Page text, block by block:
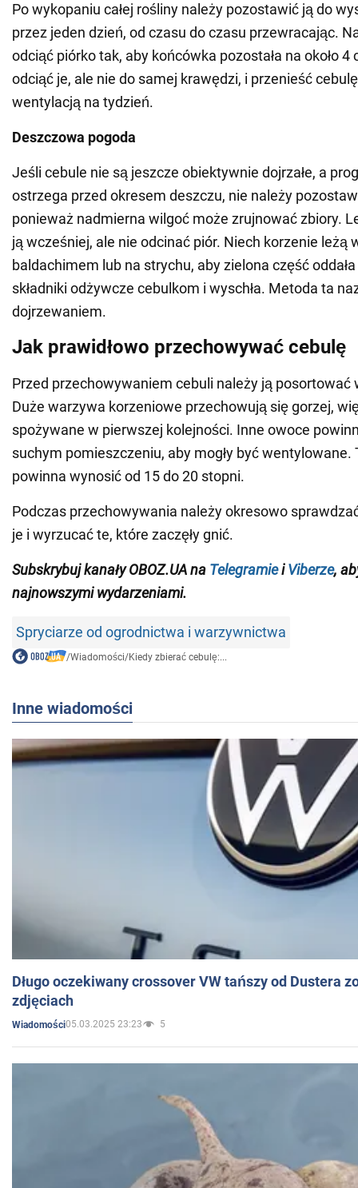
Po wykopaniu całej rośliny należy pozostawić ją do
przez jeden dzień, od czasu do czasu przewracając.
odciąć piórko tak, aby końcówka pozostała na około 4
odciąć je, ale nie do samej krawędzi, i przenieść
wentylacją na tydzień.
Deszczowa pogoda
Jeśli cebule nie są jeszcze obiektywnie dojrzałe, a
ostrzega przed okresem deszczu, nie należy
ponieważ nadmierna wilgoć może zrujnować zbiory.
ją wcześniej, ale nie odcinać piór. Niech korzenie leżą
baldachimem lub na strychu, aby zielona część
składniki odżywcze cebulkom i wyschła. Metoda ta
dojrzewaniem.
Jak prawidłowo przechowywać cebulę
Przed przechowywaniem cebuli należy ją posortować
Duże warzywa korzeniowe przechowują się gorzej,
spożywane w pierwszej kolejności. Inne owoce
suchym pomieszczeniu, aby mogły być wentylowane.
powinna wynosić od 15 do 20 stopni.
Podczas przechowywania należy okresowo
je i wyrzucać te, które zaczęły gnić.
Subskrybuj kanały OBOZ.UA na TelegramieiViberze,
najnowszymi wydarzeniami.
Spryciarze od ogrodnictwa i warzywnictwa
/Wiadomości/Kiedy zbierać cebulę:...
Inne wiadomości
Długo oczekiwany crossover VW tańszy od Dustera
zdjęciach
Wiadomości05.03.2025 23:23 5